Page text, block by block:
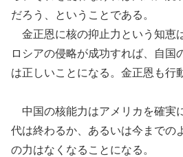
だろう、ということである。
金正恩に核の抑止力という知恵
ロシアの侵略が成功すれば、自国
は正しいことになる。金正恩も行
中国の核能力はアメリカを確実
代は終わるか、あるいは今までの
の力はなくなることになる。